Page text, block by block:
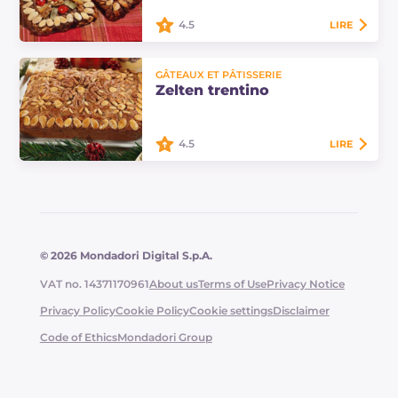
Le zelten est un gâteau qui
appartient à la tradition du Tyrol du
Sud et la tradition veut qu'il soit
4.5 LIRE
GÂTEAUX ET PÂTISSERIE
Zelten trentino
4.5 LIRE
© 2026 Mondadori Digital S.p.A.
VAT no. 14371170961About usTerms of UsePrivacy Notice
Privacy PolicyCookie PolicyCookie settingsDisclaimer
Code of EthicsMondadori Group